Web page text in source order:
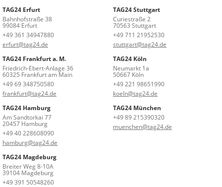
TAG24 Erfurt
Bahnhofstraße 38
99084 Erfurt
+49 361 34947880
erfurt@tag24.de
TAG24 Stuttgart
Curiestraße 2
70563 Stuttgart
+49 711 21952530
stuttgart@tag24.de
TAG24 Frankfurt a. M.
Friedrich-Ebert-Anlage 36
60325 Frankfurt am Main
+49 69 348750580
frankfurt@tag24.de
TAG24 Köln
Neumarkt 1a
50667 Köln
+49 221 98651990
koeln@tag24.de
TAG24 Hamburg
Am Sandtorkai 77
20457 Hamburg
+49 40 228608090
hamburg@tag24.de
TAG24 München
+49 89 215390320
muenchen@tag24.de
TAG24 Magdeburg
Breiter Weg 8-10A
39104 Magdeburg
+49 391 50548260